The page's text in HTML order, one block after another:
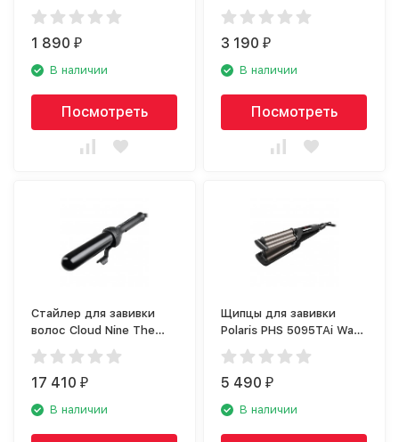
HI3032
1 890₽
В наличии
Посмотреть
Waves GT20 400
3 190₽
В наличии
Посмотреть
Стайлер для завивки
волос Cloud Nine The
Waving Wand C93153
17 410₽
В наличии
Щипцы для завивки
Polaris PHS 5095TAi Wave
Argan Therapy PRO
5 490₽
В наличии